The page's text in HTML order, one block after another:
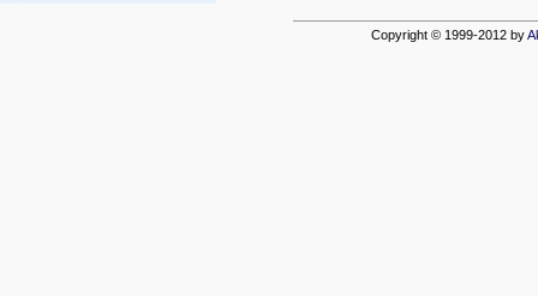
Copyright © 1999-2012 by